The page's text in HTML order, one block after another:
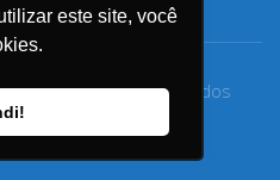
este site, você
os direitos reservados